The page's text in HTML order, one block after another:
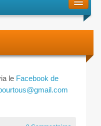
le Facebook de